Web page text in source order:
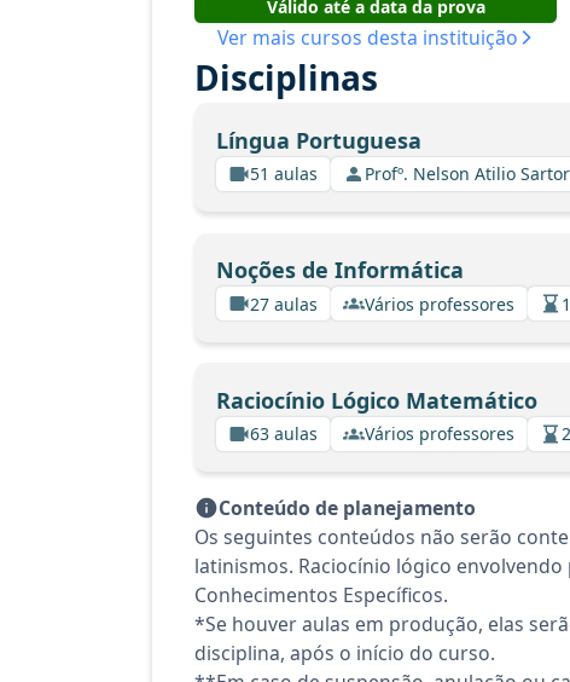
Válido até a data da prova
Ver mais cursos desta instituição
Disciplinas
Língua Portuguesa
51 aulas Profº. Nelson Atilio
Noções de Informática
27 aulas Vários professores
Raciocínio Lógico Matemático
63 aulas Vários professores
Conteúdo de planejamento
Os seguintes conteúdos não serão
latinismos. Raciocínio lógico
Conhecimentos Específicos.
*Se houver aulas em produção, elas
disciplina, após o início do curso.